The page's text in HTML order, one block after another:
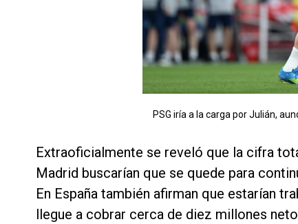
PSG iría a la carga por Julián,
Extraoficialmente se reveló que la cifra
Madrid buscarían que se quede para
En España también afirman que estarían
llegue a cobrar cerca de diez millones